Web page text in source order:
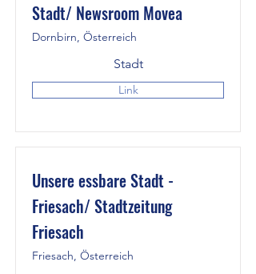
Stadt/ Newsroom Movea
Dornbirn, Österreich
Stadt
Link
Unsere essbare Stadt -
Friesach/ Stadtzeitung
Friesach
Friesach, Österreich